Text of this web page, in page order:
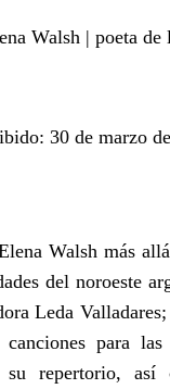
Walsh | poeta
30 de marzo
Walsh más
del noroeste
Leda
canciones para
su repertorio,